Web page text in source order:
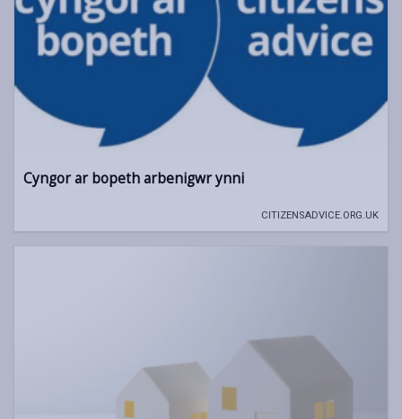
Cyngor ar bopeth arbenigwr ynni
CITIZENSADVICE.ORG.UK